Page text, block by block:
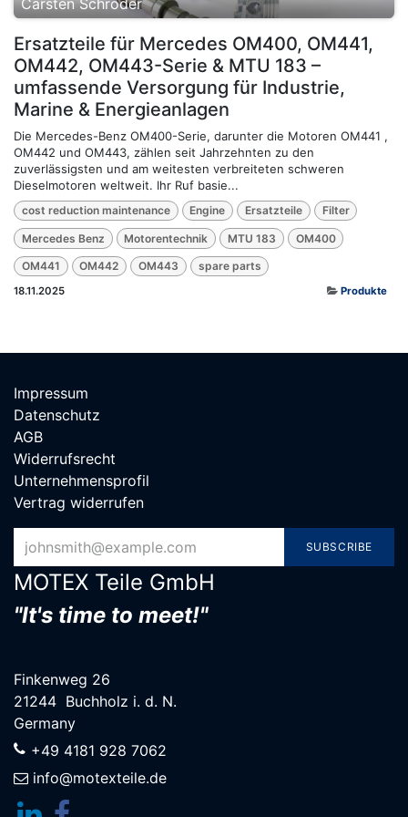
Ersatzteile für Mercedes OM400, OM441,
OM442, OM443-Serie & MTU 183 –
umfassende Versorgung für Industrie,
Marine & Energieanlagen
Die Mercedes-Benz OM400-Serie, darunter die Motoren OM441 ,
OM442 und OM443, zählen seit Jahrzehnten zu den
zuverlässigsten und am weitesten verbreiteten schweren
Dieselmotoren weltweit. Ihr Ruf basie...
cost reduction maintenance Engine Ersatzteile Filter
Mercedes Benz Motorentechnik MTU 183 OM400
OM441 OM442 OM443 spare parts
18.11.2025 Produkte
Impressum
Datenschutz
AGB
Widerrufsrecht
Unternehmensprofil
Vertrag widerrufen
SUBSCRIBE
MOTEX Teile G​mbH
"It's time to meet!"
Finkenweg 26
21244 Buchholz i. d. N.
Germany
+49 4181 928 7062
info@motexteile.de